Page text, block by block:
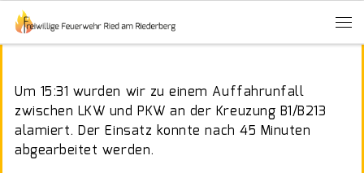
Um 15:31 wurden wir zu einem Auffahrunfall
zwischen LKW und PKW an der Kreuzung B1/B213
alamiert. Der Einsatz konnte nach 45 Minuten
abgearbeitet werden.